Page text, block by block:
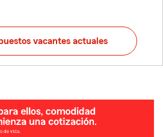
vacantes actuales